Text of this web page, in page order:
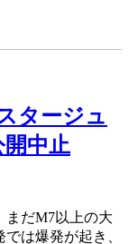
タージュ
開中止
だM7以上の大
は爆発が起き、